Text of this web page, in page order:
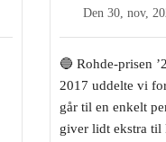
Den 30, nov,
🔵 Rohde-prisen
2017 uddelte vi
går til en enkelt
giver lidt ekstra til